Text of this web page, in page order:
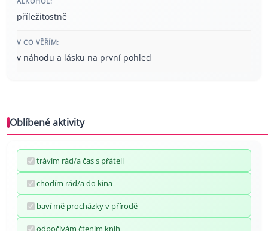
příležitostně
V CO VĚŘÍM:
v náhodu a lásku na první pohled
Oblíbené aktivity
trávím rád/a čas s přáteli
chodím rád/a do kina
baví mě procházky v přírodě
odpočívám čtením knih